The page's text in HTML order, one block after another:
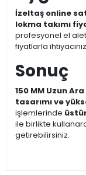
İzeltaş online
lokma takımı
profesyonel el
fiyatlarla
Sonuç
150 MM Uzun
tasarımı ve
işlemlerinde
ile birlikte
getirebilirsiniz.